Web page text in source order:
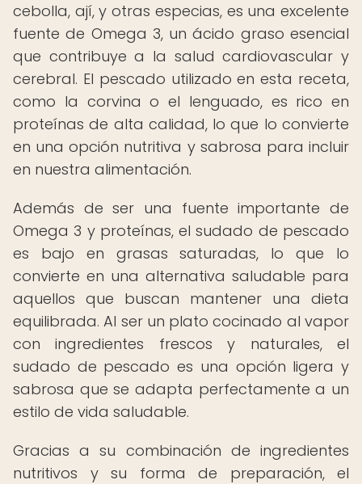
cebolla, ají, y otras especias, es una excelente
fuente de Omega 3, un ácido graso esencial
que contribuye a la salud cardiovascular y
cerebral. El pescado utilizado en esta receta,
como la corvina o el lenguado, es rico en
proteínas de alta calidad, lo que lo convierte
en una opción nutritiva y sabrosa para incluir
en nuestra alimentación.
Además de ser una fuente importante de
Omega 3 y proteínas, el sudado de pescado
es bajo en grasas saturadas, lo que lo
convierte en una alternativa saludable para
aquellos que buscan mantener una dieta
equilibrada. Al ser un plato cocinado al vapor
con ingredientes frescos y naturales, el
sudado de pescado es una opción ligera y
sabrosa que se adapta perfectamente a un
estilo de vida saludable.
Gracias a su combinación de ingredientes
nutritivos y su forma de preparación, el